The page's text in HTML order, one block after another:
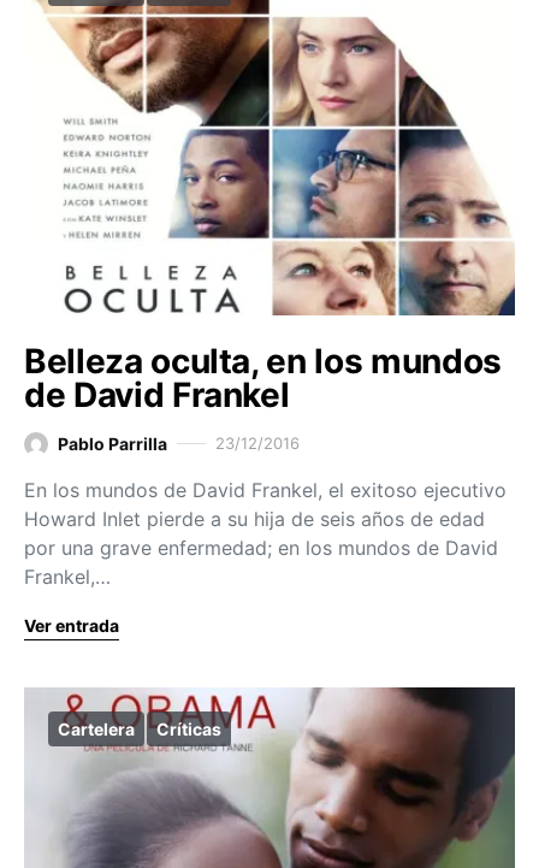
Belleza oculta, en los mundos
de David Frankel
Pablo Parrilla 23/12/2016
En los mundos de David Frankel, el exitoso ejecutivo
Howard Inlet pierde a su hija de seis años de edad
por una grave enfermedad; en los mundos de David
Frankel,…
Ver entrada
Cartelera Críticas